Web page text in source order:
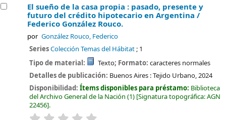
El sueño de la casa propia : pasado, presente y
futuro del crédito hipotecario en Argentina /
Federico González Rouco.
por González Rouco, Federico
SeriesColección Temas del Hábitat; 1
Tipo de material:
Texto; Formato: caracteres normales
Detalles de publicación: Buenos Aires :Tejido Urbano,2024
Disponibilidad:Ítems disponibles para préstamo: Biblioteca
del Archivo General de la Nación (1) Signatura topográfica:AGN
22456 .
valoración